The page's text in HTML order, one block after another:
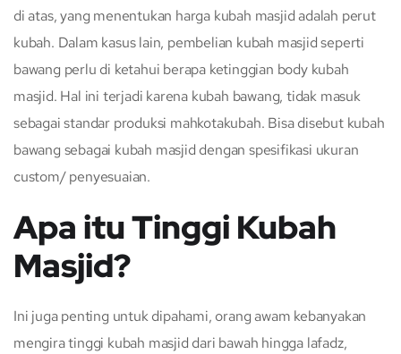
di atas, yang menentukan harga kubah masjid adalah perut
kubah. Dalam kasus lain, pembelian kubah masjid seperti
bawang perlu di ketahui berapa ketinggian body kubah
masjid. Hal ini terjadi karena kubah bawang, tidak masuk
sebagai standar produksi mahkotakubah. Bisa disebut kubah
bawang sebagai kubah masjid dengan spesifikasi ukuran
custom/ penyesuaian.
Apa itu Tinggi Kubah
Masjid?
Ini juga penting untuk dipahami, orang awam kebanyakan
mengira tinggi kubah masjid dari bawah hingga lafadz,